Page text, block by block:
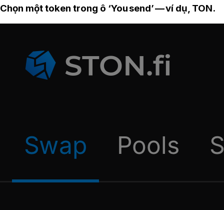
Chọn một token trong ô ‘You send’ — ví dụ, TON.